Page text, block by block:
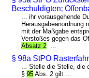
Beschuldigten;
... ihr vorausgehende
Herausgabeanordnung
mit der Maßgabe
Verstoßes gegen das
Absatz 2
§ 98a StPO
... Stelle die Stelle,
§95 Abs. 2 gilt ...